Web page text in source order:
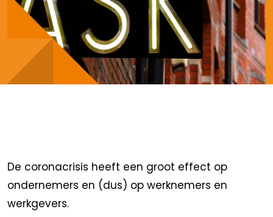
De coronacrisis heeft een groot effect op
ondernemers en (dus) op werknemers en
werkgevers.